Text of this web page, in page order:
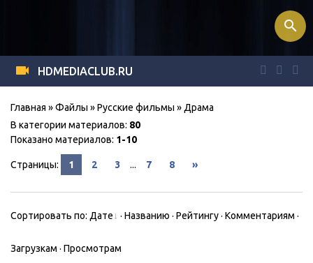
HDMEDIACLUB.RU
search
Главная »Файлы »Русские фильмы » Драма
В категории материалов: 80
Показано материалов: 1-10
Страницы: 1 2 3 ... 7 8 »
Сортировать по: Дате · Названию · Рейтингу· Комментариям ·
Загрузкам · Просмотрам